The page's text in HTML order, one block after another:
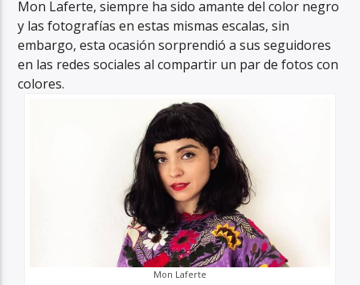
Mon Laferte, siempre ha sido amante del color negro
y las fotografías en estas mismas escalas, sin
embargo, esta ocasión sorprendió a sus seguidores
en las redes sociales al compartir un par de fotos con
colores.
Mon Laferte